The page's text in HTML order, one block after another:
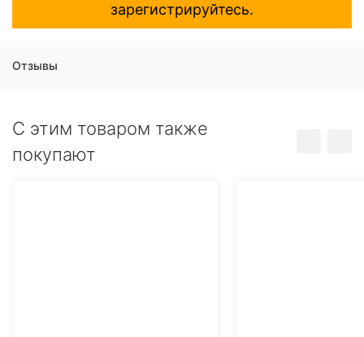
зарегистрируйтесь.
Отзывы
C этим товаром также
покупают